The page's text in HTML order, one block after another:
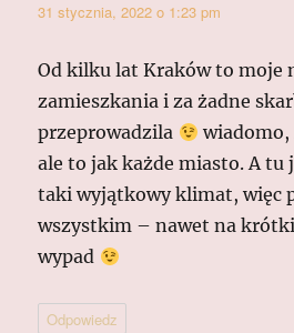
31 stycznia, 2022 o 1:23 pm
Od kilku lat Kraków to moje
zamieszkania i za żadne
przeprowadzila
wiadomo,
ale to jak każde miasto. A tu
taki wyjątkowy klimat, więc
wszystkim – nawet na
wypad
Odpowiedz